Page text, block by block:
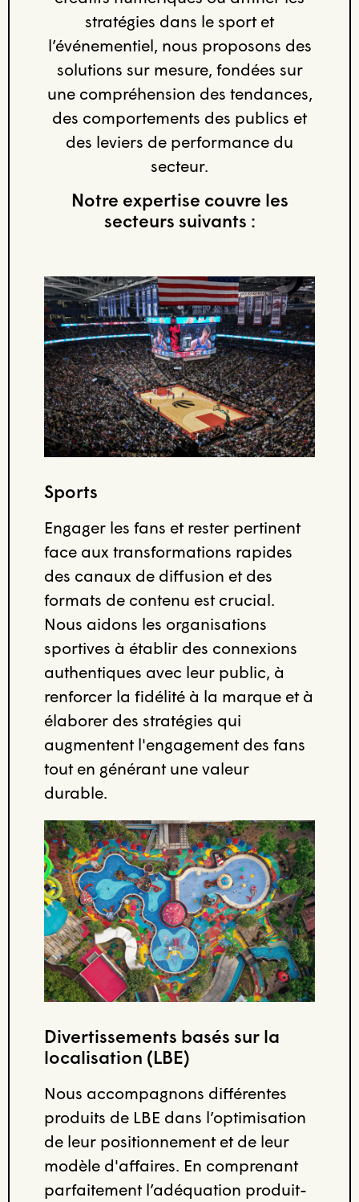
stratégies dans le sport et
l’événementiel, nous proposons des
solutions sur mesure, fondées sur
une compréhension des tendances,
des comportements des publics et
des leviers de performance du
secteur.
Notre expertise couvre les
secteurs suivants :
Sports
Engager les fans et rester pertinent
face aux transformations rapides
des canaux de diffusion et des
formats de contenu est crucial.
Nous aidons les organisations
sportives à établir des connexions
authentiques avec leur public, à
renforcer la fidélité à la marque et à
élaborer des stratégies qui
augmentent l'engagement des fans
tout en générant une valeur
durable.
Divertissements basés sur la
localisation (LBE)
Nous accompagnons différentes
produits de LBE dans l’optimisation
de leur positionnement et de leur
modèle d'affaires. En comprenant
parfaitement l’adéquation produit-